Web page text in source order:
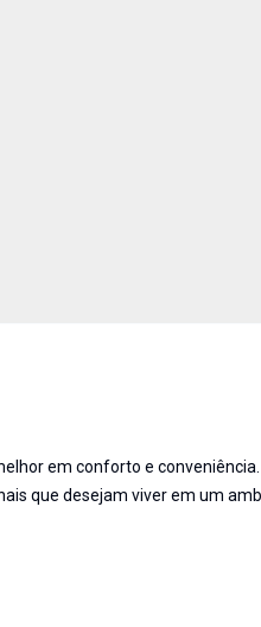
em conforto e
que desejam viver em um